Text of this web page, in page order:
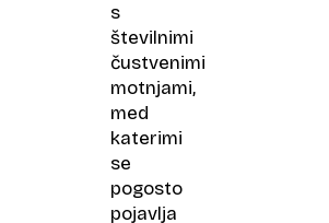
s
številnimi
čustvenimi
motnjami,
med
katerimi
se
pogosto
pojavlja